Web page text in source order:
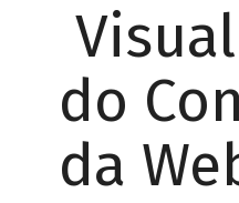
do
da